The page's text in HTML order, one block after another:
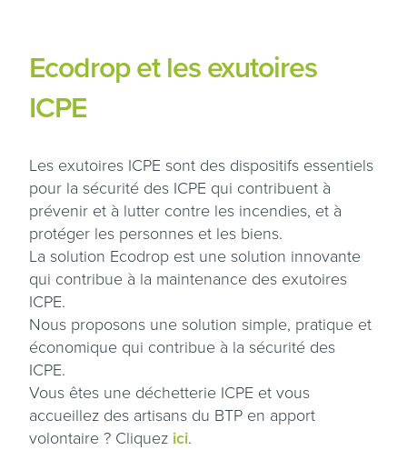
Ecodrop et les exutoires
ICPE
Les exutoires ICPE sont des dispositifs essentiels
pour la sécurité des ICPE qui contribuent à
prévenir et à lutter contre les incendies, et à
protéger les personnes et les biens.
La solution Ecodrop est une solution innovante
qui contribue à la maintenance des exutoires
ICPE.
Nous proposons une solution simple, pratique et
économique qui contribue à la sécurité des
ICPE.
Vous êtes une déchetterie ICPE et vous
accueillez des artisans du BTP en apport
volontaire ? Cliquez ici.